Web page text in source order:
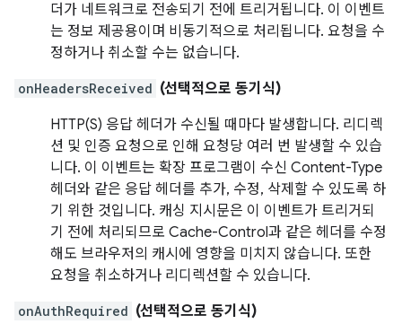
더가 네트워크로 전송되기 전에 트리거됩니다. 이 이벤트
는 정보 제공용이며 비동기적으로 처리됩니다. 요청을 수
정하거나 취소할 수는 없습니다.
onHeadersReceived (선택적으로 동기식)
HTTP(S) 응답 헤더가 수신될 때마다 발생합니다. 리디렉
션 및 인증 요청으로 인해 요청당 여러 번 발생할 수 있습
니다. 이 이벤트는 확장 프로그램이 수신 Content-Type
헤더와 같은 응답 헤더를 추가, 수정, 삭제할 수 있도록 하
기 위한 것입니다. 캐싱 지시문은 이 이벤트가 트리거되
기 전에 처리되므로 Cache-Control과 같은 헤더를 수정
해도 브라우저의 캐시에 영향을 미치지 않습니다. 또한
요청을 취소하거나 리디렉션할 수 있습니다.
onAuthRequired (선택적으로 동기식)